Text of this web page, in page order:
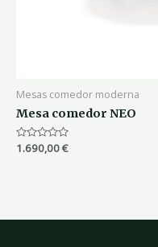
Mesas comedor moderna
Mesa comedor NEO
Valorado
1.690,00€